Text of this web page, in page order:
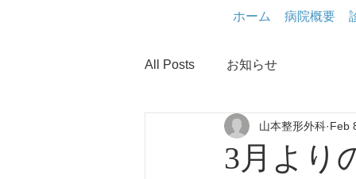
ホーム 病院概要
All Posts お知らせ
3月より
山本整形外科 Feb